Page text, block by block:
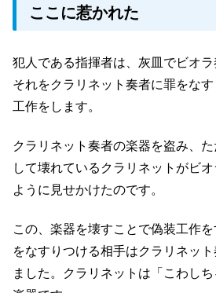
ここに惹かれた
犯人である指揮者は、灰皿でビオラ
それをクラリネット奏者に罪をな
工作をします。
クラリネット奏者の楽器を盗み、
して壊れているクラリネットがビ
ように見せかけたのです。
この、楽器を壊すことで偽装工作
をなすりつける相手はクラリネッ
ました。クラリネットは「こわし